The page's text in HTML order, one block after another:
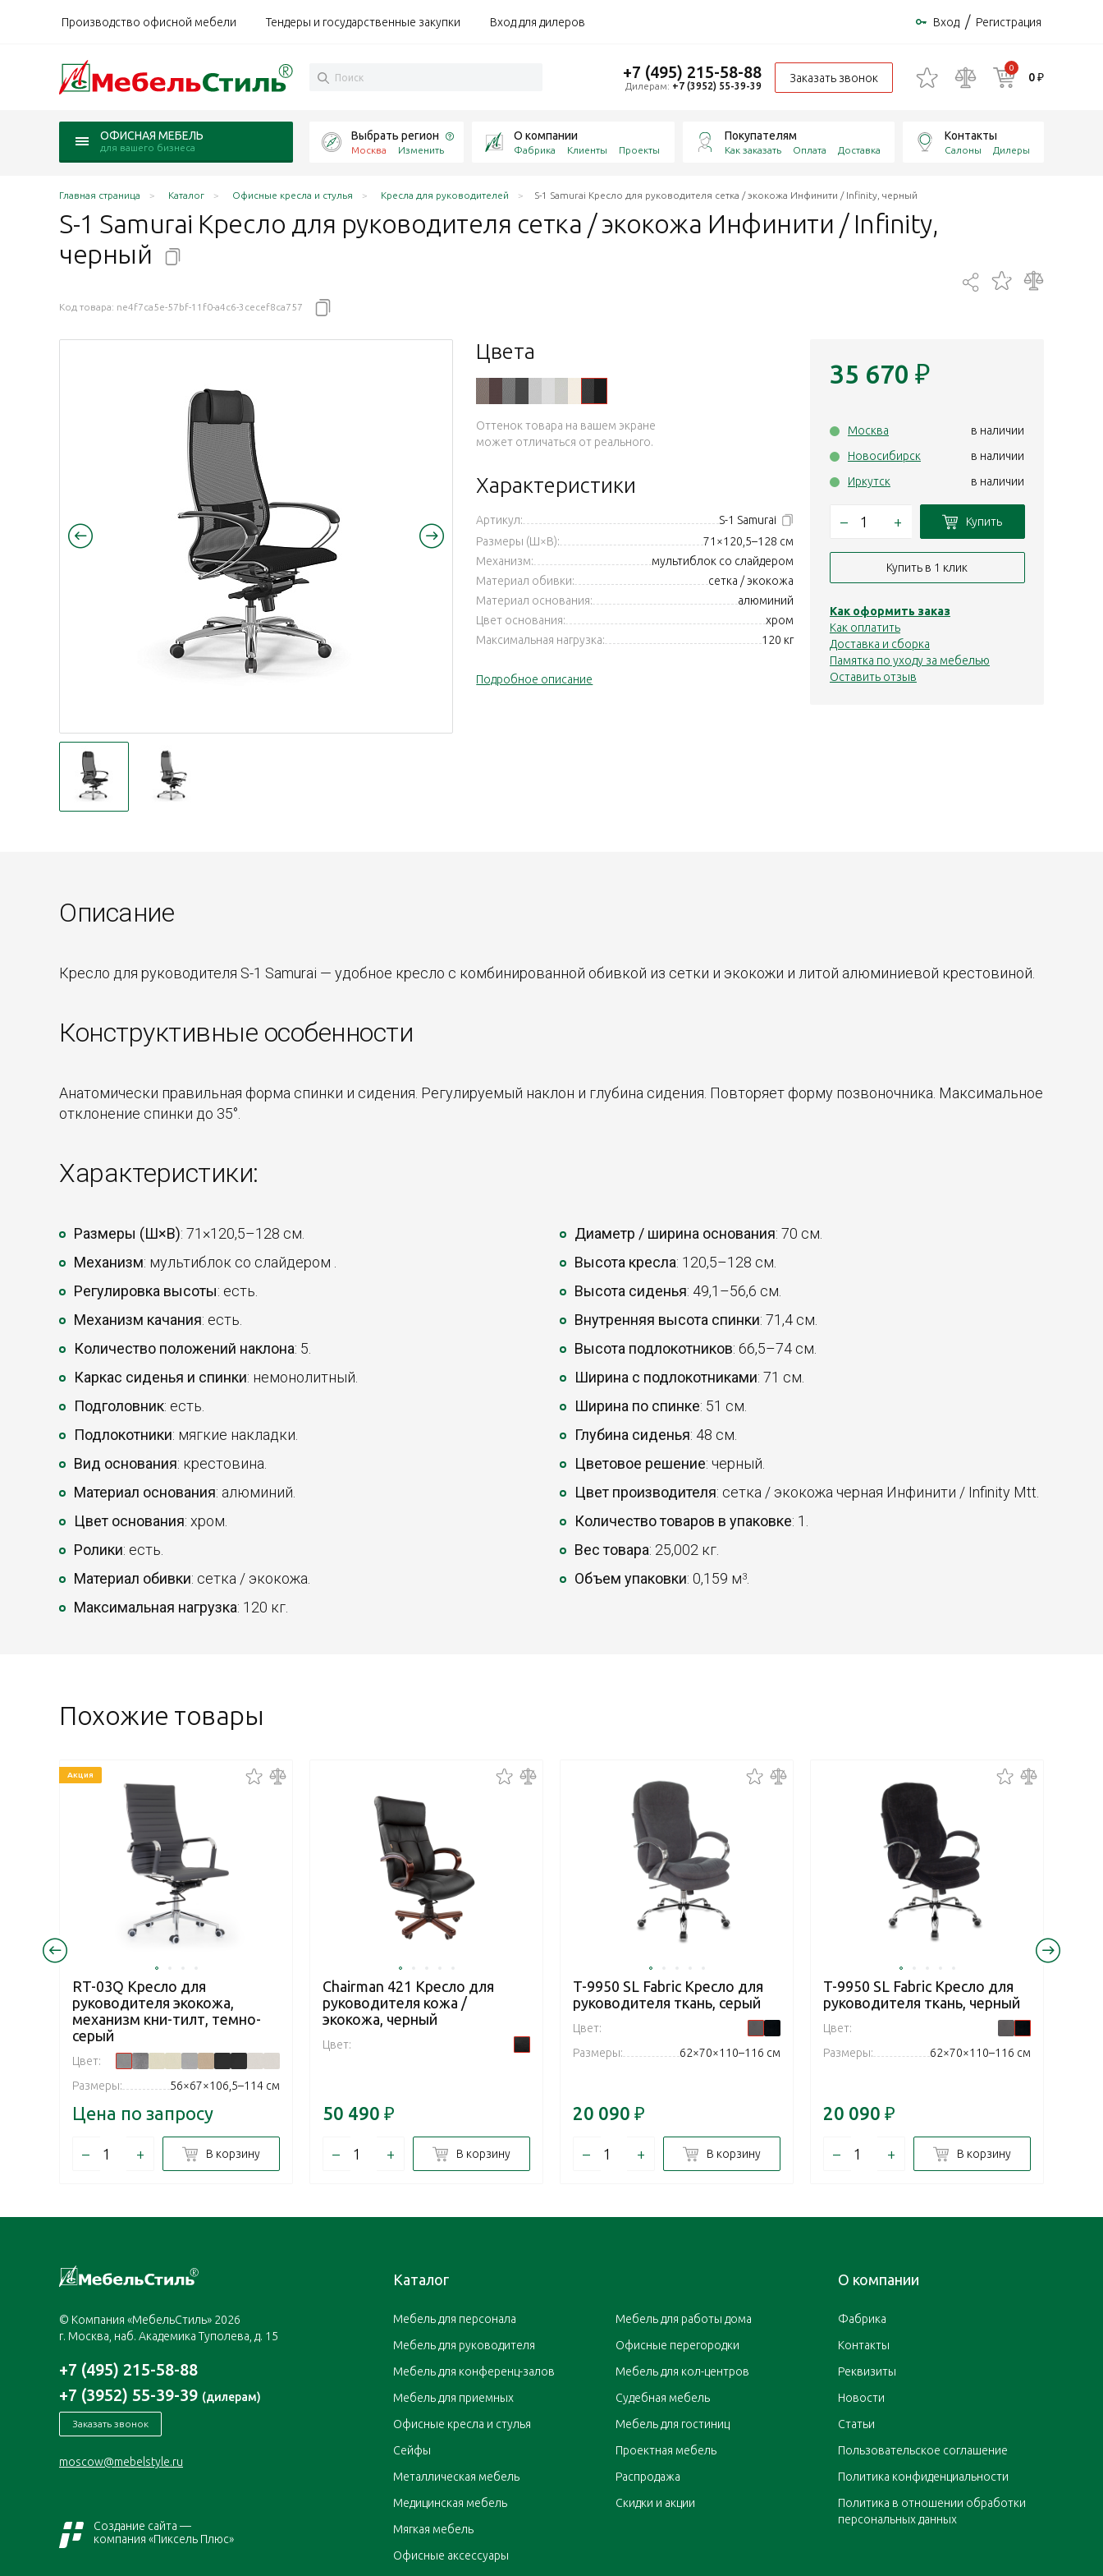
Производство офисной мебели Тендеры и государственные закупки Вход для дилеров Вход / Регистрация
+7 (495) 215-58-88
Дилерам: +7 (3952) 55-39-39
Заказать звонок
0
0 ₽
ОФИСНАЯ МЕБЕЛЬ
для вашего бизнеса
Выбрать регион
Москва Изменить
О компании
Фабрика Клиенты Проекты
Покупателям
Как заказать Оплата Доставка
Контакты
Салоны Дилеры
Главная страница Каталог Офисные кресла и стулья Кресла для руководителей S-1 Samurai Кресло для руководителя сетка / экокожа Инфинити / Infinity, черный
S-1 Samurai Кресло для руководителя сетка / экокожа Инфинити / Infinity,
черный
Код товара: ne4f7ca5e-57bf-11f0-a4c6-3cecef8ca757
Цвета
обивка темно-коричневый 4.2.1.49
обивка серый 551.2.1.49
/ Infinity, обивка белый 1.2.1.49
/ Infinity, обивка молочный 2.2.1.49
/ Infinity, обивка черный 5.2.1.49
Оттенок товара на вашем экране
может отличаться от реального.
Характеристики
Артикул:
S-1 Samurai
Размеры (Ш×В):
71×120,5–128 см
Механизм:
мультиблок со слайдером
Материал обивки:
сетка / экокожа
Материал основания:
алюминий
Цвет основания:
хром
Максимальная нагрузка:
120 кг
Подробное описание
35 670 ₽
Москва
в наличии
Новосибирск
в наличии
Иркутск
в наличии
– + Купить
Купить в 1 клик
Как оформить заказ
Как оплатить
Доставка и сборка
Памятка по уходу за мебелью
Оставить отзыв
Описание
Кресло для руководителя S-1 Samurai — удобное кресло с комбинированной обивкой из сетки и экокожи и литой алюминиевой крестовиной.
Конструктивные особенности
Анатомически правильная форма спинки и сидения. Регулируемый наклон и глубина сидения. Повторяет форму позвоночника. Максимальное
отклонение спинки до 35°.
Характеристики:
Размеры (Ш×В): 71×120,5–128 см.
Механизм: мультиблок со слайдером .
Регулировка высоты: есть.
Механизм качания: есть.
Количество положений наклона: 5.
Каркас сиденья и спинки: немонолитный.
Подголовник: есть.
Подлокотники: мягкие накладки.
Вид основания: крестовина.
Материал основания: алюминий.
Цвет основания: хром.
Ролики: есть.
Материал обивки: сетка / экокожа.
Максимальная нагрузка: 120 кг.
Диаметр / ширина основания: 70 см.
Высота кресла: 120,5–128 см.
Высота сиденья: 49,1–56,6 см.
Внутренняя высота спинки: 71,4 см.
Высота подлокотников: 66,5–74 см.
Ширина с подлокотниками: 71 см.
Ширина по спинке: 51 см.
Глубина сиденья: 48 см.
Цветовое решение: черный.
Цвет производителя: сетка / экокожа черная Инфинити / Infinity Mtt.
Количество товаров в упаковке: 1.
Вес товара: 25,002 кг.
Объем упаковки: 0,159 м3.
Похожие товары
Акция
RT-03Q Кресло для
руководителя экокожа,
механизм кни-тилт, темно-
серый
Цвет:
Размеры:
56×67×106,5–114 см
Цена по запросу
– + В корзину
Chairman 421 Кресло для
руководителя кожа /
экокожа, черный
Цвет:
50 490 ₽
– + В корзину
T-9950 SL Fabric Кресло для
руководителя ткань, серый
Цвет:
Размеры:
62×70×110–116 см
20 090 ₽
– + В корзину
T-9950 SL Fabric Кресло для
руководителя ткань, черный
Цвет:
Размеры:
62×70×110–116 см
20 090 ₽
– + В корзину
© Компания «МебельСтиль» 2026
г. Москва, наб. Академика Туполева, д. 15
+7 (495) 215-58-88
+7 (3952) 55-39-39 (дилерам)
Заказать звонок
moscow@mebelstyle.ru
Создание сайта —
компания «Пиксель Плюс»
Каталог
Мебель для персонала
Мебель для руководителя
Мебель для конференц-залов
Мебель для приемных
Офисные кресла и стулья
Сейфы
Металлическая мебель
Медицинская мебель
Мягкая мебель
Офисные аксессуары
Мебель для работы дома
Офисные перегородки
Мебель для кол-центров
Судебная мебель
Мебель для гостиниц
Проектная мебель
Распродажа
Скидки и акции
О компании
Фабрика
Контакты
Реквизиты
Новости
Статьи
Пользовательское соглашение
Политика конфиденциальности
Политика в отношении обработки
персональных данных